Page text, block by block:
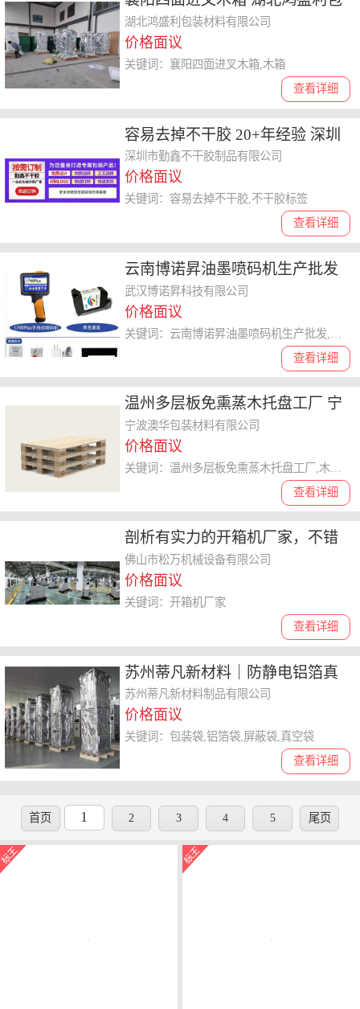
装材料供应
湖北鸿盛利包装材料有限公司
价格面议
查看详细
关键词：襄阳四面进叉木箱,木箱
容易去掉不干胶 20+年经验 深圳
勤鑫不干胶制品供应
深圳市勤鑫不干胶制品有限公司
价格面议
查看详细
关键词：容易去掉不干胶,不干胶标签
云南博诺昇油墨喷码机生产批发
欢迎来电 武汉博诺昇科技供应
武汉博诺昇科技有限公司
价格面议
查看详细
温州多层板免熏蒸木托盘工厂 宁
波澳华包装材料供应
宁波澳华包装材料有限公司
价格面议
查看详细
剖析有实力的开箱机厂家，不错
的开箱机工厂费用多少
佛山市松万机械设备有限公司
价格面议
查看详细
关键词：开箱机厂家
苏州蒂凡新材料｜防静电铝箔真
空袋/电子屏蔽袋/尼龙真空袋/无
尘PE袋
苏州蒂凡新材料制品有限公司
价格面议
查看详细
关键词：包装袋,铝箔袋,屏蔽袋,真空袋
首页 1 2 3 4 5 尾页